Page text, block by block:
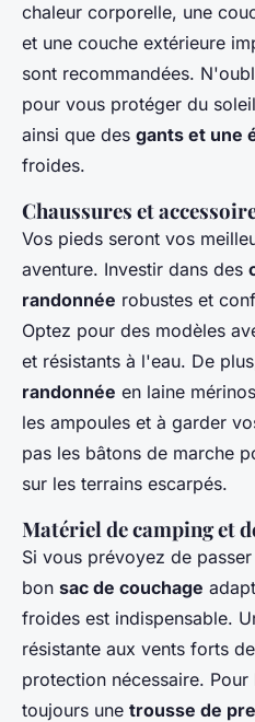
chaleur corporelle, une
et une couche extérieure
sont recommandées.
pour vous protéger du
ainsi que des gants et une
froides.
Chaussures et
Vos pieds seront vos
aventure. Investir dans des
randonnée robustes et
Optez pour des modèles
et résistants à l'eau. De
randonnée en laine
les ampoules et à garder
pas les bâtons de marche
sur les terrains escarpés.
Matériel de camping et
Si vous prévoyez de
bon sac de couchage
froides est indispensable.
résistante aux vents forts
protection nécessaire.
toujours une trousse de